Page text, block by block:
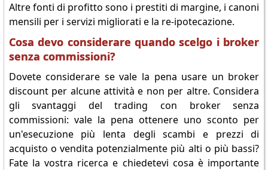
Altre fonti di profitto sono i prestiti di margine, i canoni
mensili per i servizi migliorati e la re-ipotecazione.
Cosa devo considerare quando scelgo i broker
senza commissioni?
Dovete considerare se vale la pena usare un broker
discount per alcune attività e non per altre. Considera
gli svantaggi del trading con broker senza
commissioni: vale la pena ottenere uno sconto per
un'esecuzione più lenta degli scambi e prezzi di
acquisto o vendita potenzialmente più alti o più bassi?
Fate la vostra ricerca e chiedetevi cosa è importante